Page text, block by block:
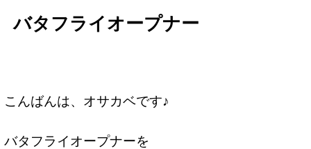
バタフライオープナー
こんばんは、オサカベです♪
バタフライオープナーを